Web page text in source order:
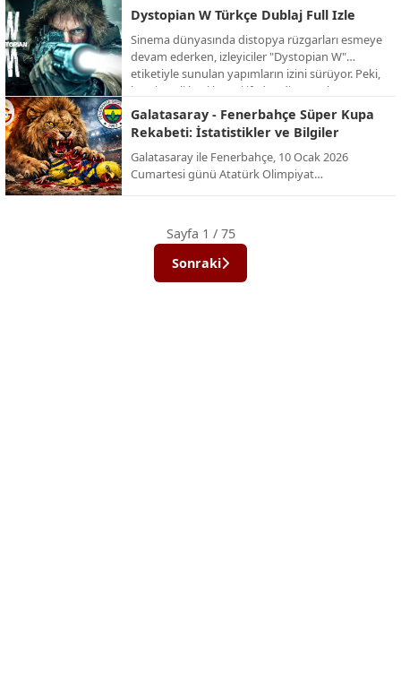
ve büyüleyici bir gelecek tasviri sunuyor. İşte AI
teknolojisinin sınırlarını zorlayan bu alternatif
projenin detayları.
Dystopian W Türkçe Dublaj Full Izle
Sinema dünyasında distopya rüzgarları esmeye
devam ederken, izleyiciler "Dystopian W"
etiketiyle sunulan yapımların izini sürüyor. Peki,
bu gizemli başlık neyi ifade ediyor ve bu türün
en dikkat çeken örnekleri neler? İşte distopik
evrenlerin kapısını aralayan kapsamlı bir bakış.
Galatasaray - Fenerbahçe Süper Kupa
Rekabeti: İstatistikler ve Bilgiler
Galatasaray ile Fenerbahçe, 10 Ocak 2026
Cumartesi günü Atatürk Olimpiyat
bu dev rekabetin Süper Kupa (ve eski adıyla
Cumhurbaşkanlığı Kupası) tarihindeki
istatistikleri ve önemli bilgileri:
Sayfa 1 / 75
Sonraki